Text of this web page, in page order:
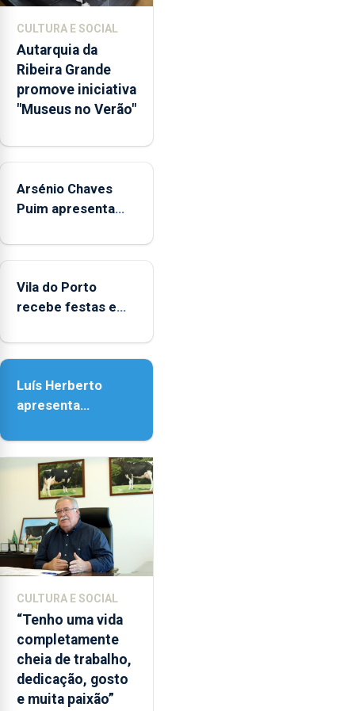
integrados
na
Rede
Municipal
de
aos
durante
o
de
entre
as
e
as
18h00.
CULTURA E SOCIAL
Autarquia da
Ribeira Grande
promove iniciativa
"Museus no Verão"
Arsénio Chaves
Puim apresenta
de Vila do Porto
Vila do Porto
recebe festas em
Senhora da
Luís Herberto
apresenta
Paisagem’
CULTURA E SOCIAL
“Tenho uma vida
completamente
cheia de trabalho,
dedicação, gosto
e muita paixão”